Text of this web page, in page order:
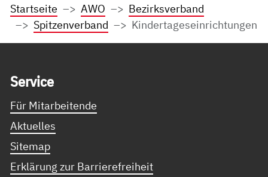
Startseite
AWO
Bezirksverband
Spitzenverband
Kindertageseinrichtungen
Ser­vice
Für Mitarbeitende
Aktuelles
Sitemap
Erklärung zur Barrierefreiheit